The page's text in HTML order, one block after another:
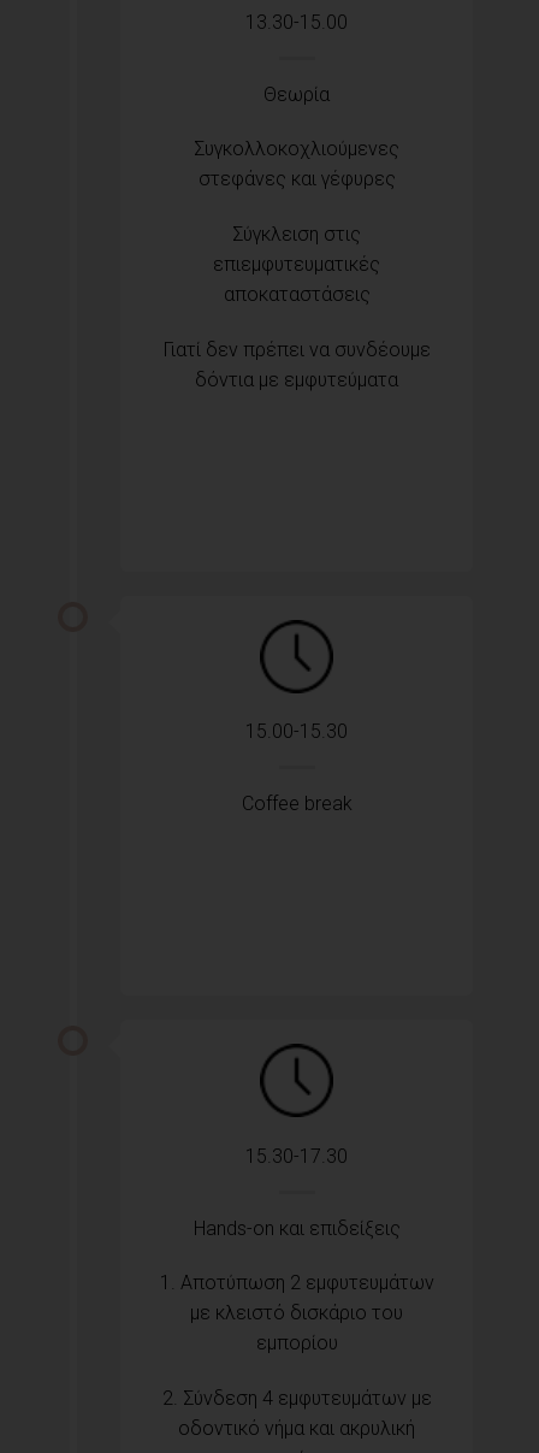
13.30-15.00
Θεωρία
Συγκολλοκοχλιούμενες
στεφάνες και γέφυρες
Σύγκλειση στις
επιεμφυτευματικές
αποκαταστάσεις
Γιατί δεν πρέπει να συνδέουμε
δόντια με εμφυτεύματα
15.00-15.30
Coffee break
15.30-17.30
Hands-on και επιδείξεις
1. Αποτύπωση 2 εμφυτευμάτων
με κλειστό δισκάριο του
εμπορίου
2. Σύνδεση 4 εμφυτευμάτων με
οδοντικό νήμα και ακρυλική